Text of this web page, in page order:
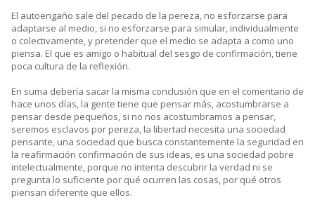
El autoengaño sale del pecado de la pereza, no esforzarse para
adaptarse al medio, si no esforzarse para simular, individualmente
o colectivamente, y pretender que el medio se adapta a como uno
piensa. El que es amigo o habitual del sesgo de confirmación, tiene
poca cultura de la reflexión.
En suma debería sacar la misma conclusión que en el comentario de
hace unos días, la gente tiene que pensar más, acostumbrarse a
pensar desde pequeños, si no nos acostumbramos a pensar,
seremos esclavos por pereza, la libertad necesita una sociedad
pensante, una sociedad que busca constantemente la seguridad en
la reafirmación confirmación de sus ideas, es una sociedad pobre
intelectualmente, porque no intenta descubrir la verdad ni se
pregunta lo suficiente por qué ocurren las cosas, por qué otros
piensan diferente que ellos.